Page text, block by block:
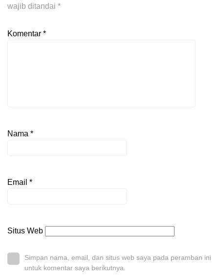
wajib ditandai *
Komentar *
Nama *
Email *
Situs Web
Simpan nama, email, dan situs web saya pada peramban ini
untuk komentar saya berikutnya.